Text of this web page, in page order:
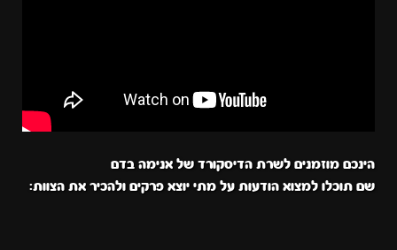
הינכם מוזמנים לשרת הדיסקורד של אנימה בדם
שם תוכלו למצוא הודעות על מתי יוצא פרקים ולהכיר את הצוות: